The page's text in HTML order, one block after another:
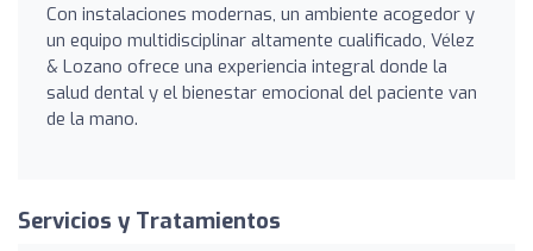
Con instalaciones modernas, un ambiente acogedor y
un equipo multidisciplinar altamente cualificado, Vélez
& Lozano ofrece una experiencia integral donde la
salud dental y el bienestar emocional del paciente van
de la mano.
Servicios y Tratamientos